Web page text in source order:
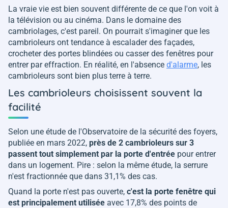
La vraie vie est bien souvent différente de ce que l'on voit à
la télévision ou au cinéma. Dans le domaine des
cambriolages, c'est pareil. On pourrait s'imaginer que les
cambrioleurs ont tendance à escalader des façades,
crocheter des portes blindées ou casser des fenêtres pour
entrer par effraction. En réalité, en l'absence d'alarme, les
cambrioleurs sont bien plus terre à terre.
Les cambrioleurs choisissent souvent la
facilité
Selon une étude de l'Observatoire de la sécurité des foyers,
publiée en mars 2022, près de 2 cambrioleurs sur 3
passent tout simplement par la porte d'entrée pour entrer
dans un logement. Pire : selon la même étude, la serrure
n'est fractionnée que dans 31,1% des cas.
Quand la porte n'est pas ouverte, c'est la porte fenêtre qui
est principalement utilisée avec 17,8% des points de